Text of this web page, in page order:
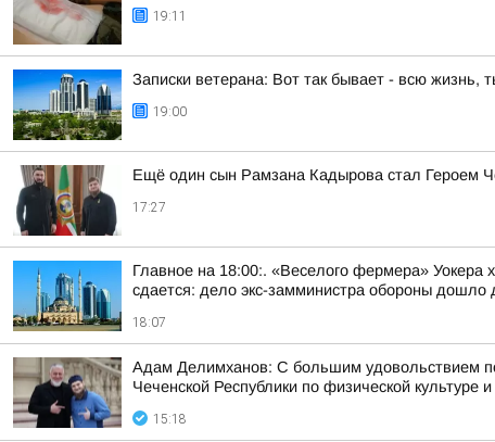
19:11
Записки ветерана: Вот так бывает - всю жизнь,
19:00
Ещё один сын Рамзана Кадырова стал Героем
17:27
Главное на 18:00:. «Веселого фермера» Уокера
сдается: дело экс-замминистра обороны дошло
18:07
Адам Делимханов: С большим удовольствием
Чеченской Республики по физической
15:18